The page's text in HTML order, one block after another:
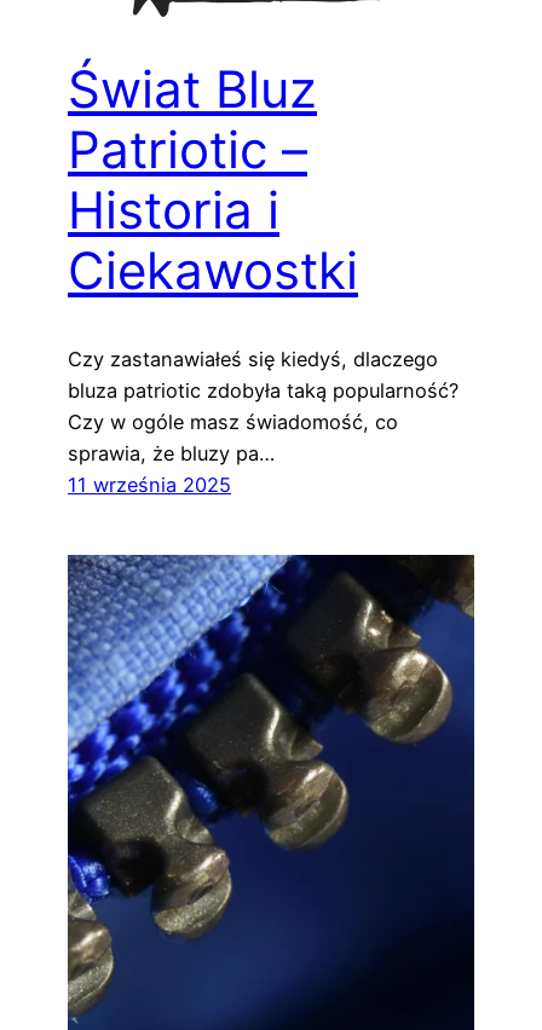
Świat Bluz
Patriotic –
Historia i
Ciekawostki
Czy zastanawiałeś się kiedyś, dlaczego
bluza patriotic zdobyła taką popularność?
Czy w ogóle masz świadomość, co
sprawia, że bluzy pa…
11 września 2025